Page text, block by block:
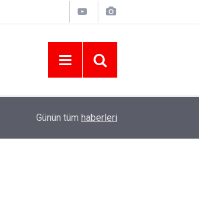
YENİ PARTİ ALTINORDU’DA KURUCU
Günün tüm haberleri